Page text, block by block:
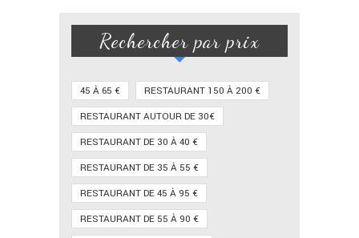
Rechercher par prix
45 À 65 €
RESTAURANT 150 À 200 €
RESTAURANT AUTOUR DE 30€
RESTAURANT DE 30 À 40 €
RESTAURANT DE 35 À 55 €
RESTAURANT DE 45 À 95 €
RESTAURANT DE 55 À 90 €